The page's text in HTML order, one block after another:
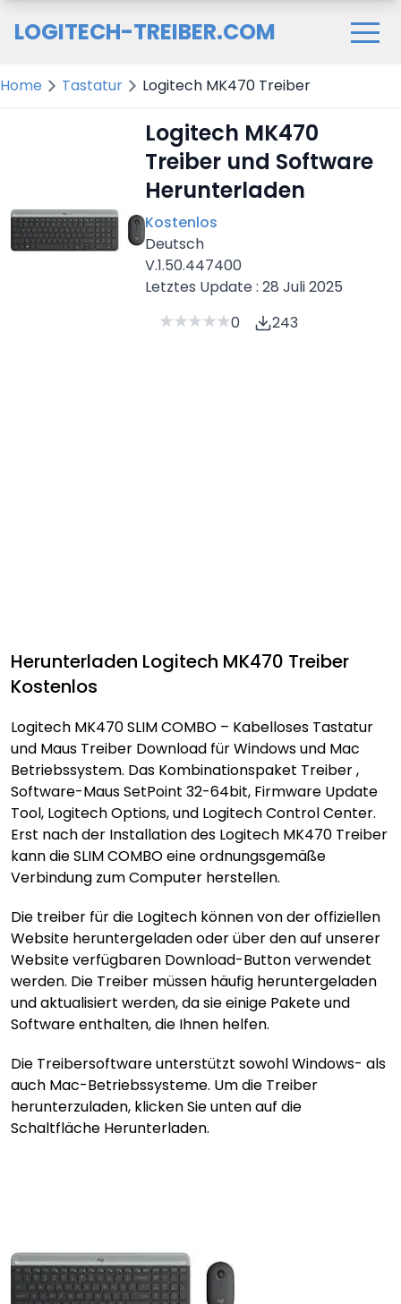
LOGITECH-TREIBER.COM
Home Tastatur Logitech MK470 Treiber
Logitech MK470
Treiber und Software
Herunterladen
Kostenlos
Deutsch
V.1.50.447400
Letztes Update : 28 Juli 2025
0
243
Herunterladen Logitech MK470 Treiber
Kostenlos
Logitech MK470 SLIM COMBO – Kabelloses Tastatur
und Maus Treiber Download für Windows und Mac
Betriebssystem. Das Kombinationspaket Treiber ,
Software-Maus SetPoint 32-64bit, Firmware Update
Tool, Logitech Options, und Logitech Control Center.
Erst nach der Installation des Logitech MK470 Treiber
kann die SLIM COMBO eine ordnungsgemäße
Verbindung zum Computer herstellen.
Die treiber für die Logitech können von der offiziellen
Website heruntergeladen oder über den auf unserer
Website verfügbaren Download-Button verwendet
werden. Die Treiber müssen häufig heruntergeladen
und aktualisiert werden, da sie einige Pakete und
Software enthalten, die Ihnen helfen.
Die Treibersoftware unterstützt sowohl Windows- als
auch Mac-Betriebssysteme. Um die Treiber
herunterzuladen, klicken Sie unten auf die
Schaltfläche Herunterladen.